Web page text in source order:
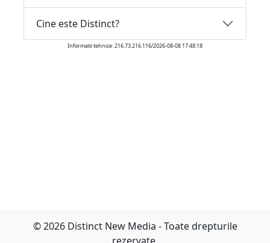
Cine este Distinct?
Informatii tehnice: 216.73.216.116/2026-08-08 17:48:18
© 2026 Distinct New Media - Toate drepturile